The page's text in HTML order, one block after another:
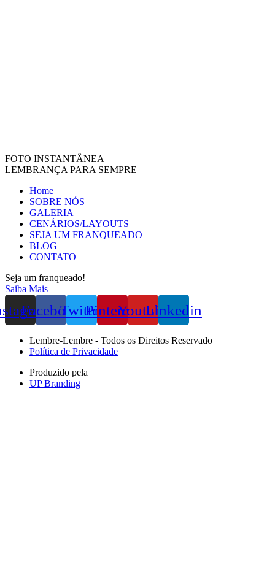
FOTO INSTANTÂNEA
LEMBRANÇA PARA SEMPRE
Home
SOBRE NÓS
GALERIA
CENÁRIOS/LAYOUTS
SEJA UM FRANQUEADO
BLOG
CONTATO
Seja um franqueado!
Saiba Mais
FacebookTwitterPinterestYoutubeLinkedin
Lembre-Lembre - Todos os Direitos Reservado
Política de Privacidade
Produzido pela
UP Branding